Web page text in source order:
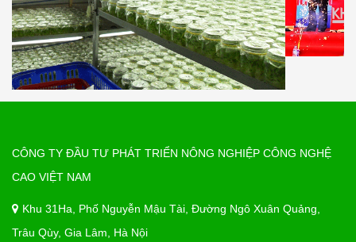
CÔNG TY ĐẦU TƯ PHÁT TRIỂN NÔNG NGHIỆP CÔNG NGHỆ
CAO VIỆT NAM
Khu 31Ha, Phố Nguyễn Mậu Tài, Đường Ngô Xuân Quảng,
Trâu Qùy, Gia Lâm, Hà Nội